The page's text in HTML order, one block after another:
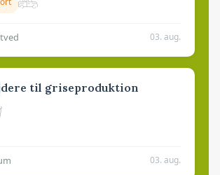
03. aug.
til griseproduktion
03. aug.